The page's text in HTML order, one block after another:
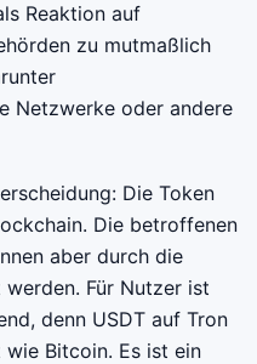
Reaktion auf
zu mutmaßlich
Netzwerke oder andere
Die Token
Die betroffenen
aber durch die
Für Nutzer ist
denn USDT auf Tron
Bitcoin. Es ist ein